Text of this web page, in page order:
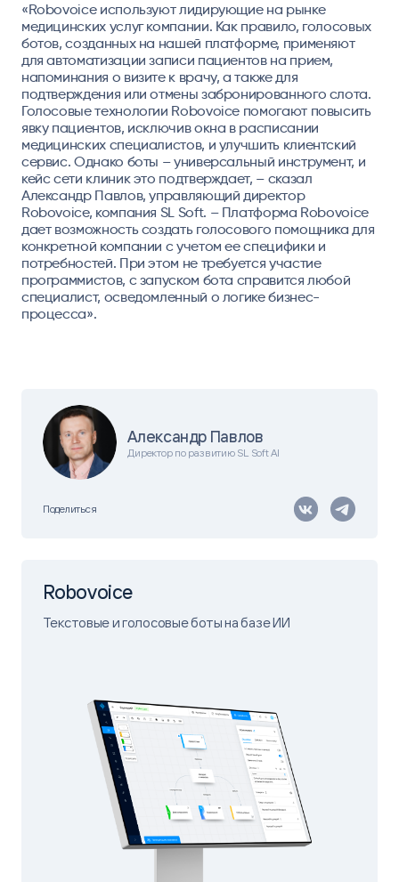
Александр Павлов
Директор по развитию SL Soft AI
Поделиться
«Robovoice используют лидирующие на рынке
медицинских услуг компании. Как правило, голосовых
ботов, созданных на нашей платформе, применяют
для автоматизации записи пациентов на прием,
напоминания о визите к врачу, а также для
подтверждения или отмены забронированного слота.
Голосовые технологии Robovoice помогают повысить
явку пациентов, исключив окна в расписании
медицинских специалистов, и улучшить клиентский
сервис. Однако боты – универсальный инструмент, и
кейс сети клиник это подтверждает, – сказал
Александр Павлов, управляющий директор
Robovoice, компания SL Soft. – Платформа Robovoice
дает возможность создать голосового помощника для
конкретной компании с учетом ее специфики и
потребностей. При этом не требуется участие
программистов, с запуском бота справится любой
специалист, осведомленный о логике бизнес-
процесса».
Robovoice
Текстовые и голосовые боты на базе ИИ